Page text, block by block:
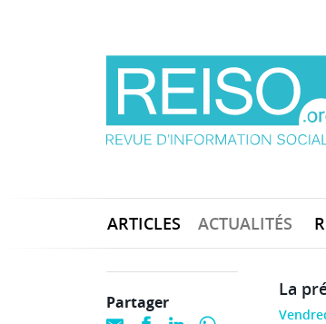
ARTICLES ACTUALITÉS
La
Partager